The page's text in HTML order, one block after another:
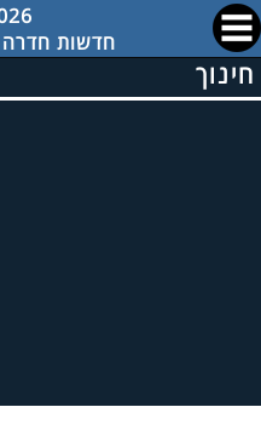
חדשות חדרה
חינוך